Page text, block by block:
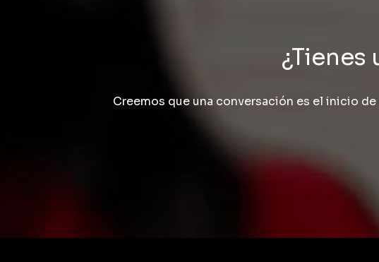
¿Tienes
Creemos que una conversación es el inicio